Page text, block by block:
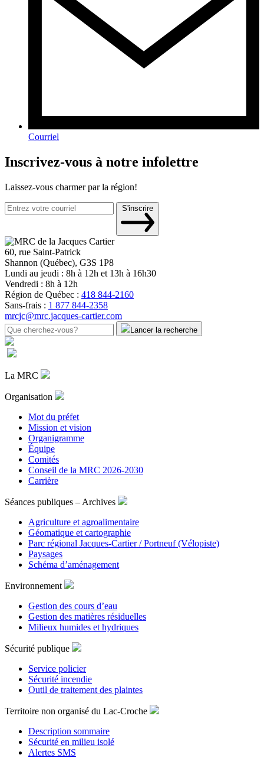
Courriel
Inscrivez-vous à notre infolettre
Laissez-vous charmer par la région!
S'inscrire
60, rue Saint-Patrick
Shannon (Québec), G3S 1P8
Lundi au jeudi : 8h à 12h et 13h à 16h30
Vendredi : 8h à 12h
Région de Québec : 418 844-2160
Sans-frais : 1 877 844-2358
mrcjc@mrc.jacques-cartier.com
Lancer la recherche
La MRC
Organisation
Mot du préfet
Mission et vision
Organigramme
Équipe
Comités
Conseil de la MRC 2026-2030
Carrière
Séances publiques – Archives
Agriculture et agroalimentaire
Géomatique et cartographie
Parc régional Jacques-Cartier / Portneuf (Vélopiste)
Paysages
Schéma d’aménagement
Environnement
Gestion des cours d’eau
Gestion des matières résiduelles
Milieux humides et hydriques
Sécurité publique
Service policier
Sécurité incendie
Outil de traitement des plaintes
Territoire non organisé du Lac-Croche
Description sommaire
Sécurité en milieu isolé
Alertes SMS